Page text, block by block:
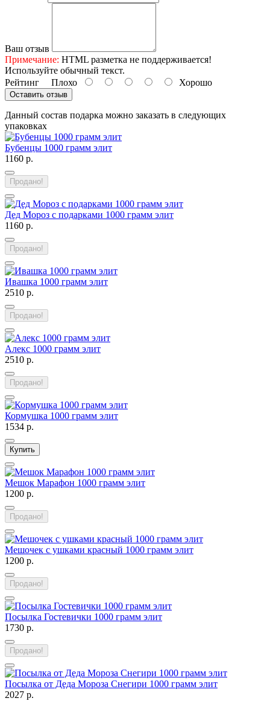
Ваш отзыв
Примечание: HTML разметка не поддерживается!
Используйте обычный текст.
Рейтинг Плохо Хорошо
Оставить отзыв
Данный состав подарка можно заказать в следующих
упаковках
Бубенцы 1000 грамм элит
1160 р.
Продано!
Дед Мороз с подарками 1000 грамм элит
1160 р.
Продано!
Ивашка 1000 грамм элит
2510 р.
Продано!
Алекс 1000 грамм элит
2510 р.
Продано!
Кормушка 1000 грамм элит
1534 р.
Купить
Мешок Марафон 1000 грамм элит
1200 р.
Продано!
Мешочек с ушками красный 1000 грамм элит
1200 р.
Продано!
Посылка Гостевички 1000 грамм элит
1730 р.
Продано!
Посылка от Деда Мороза Снегири 1000 грамм элит
2027 р.